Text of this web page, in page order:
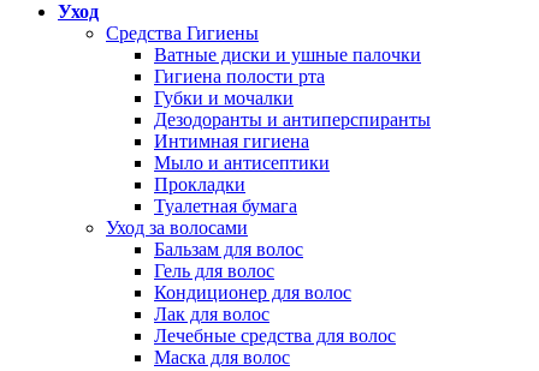
Уход
Средства Гигиены
Ватные диски и ушные палочки
Гигиена полости рта
Губки и мочалки
Дезодоранты и антиперспиранты
Интимная гигиена
Мыло и антисептики
Прокладки
Туалетная бумага
Уход за волосами
Бальзам для волос
Гель для волос
Кондиционер для волос
Лак для волос
Лечебные средства для волос
Маска для волос